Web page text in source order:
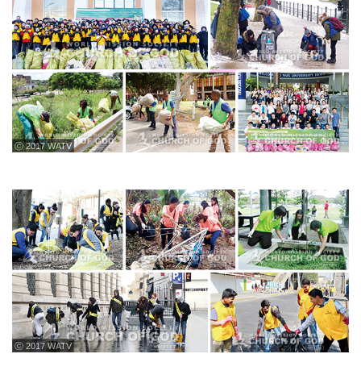
ⓒ 2017 WATV
ⓒ 2017 WATV